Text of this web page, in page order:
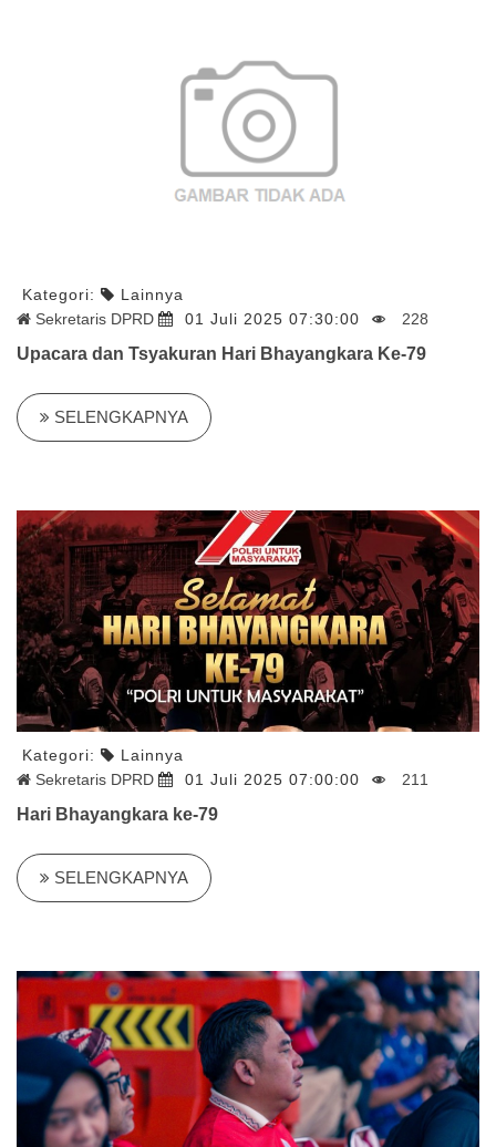
Kategori:
Lainnya
Sekretaris DPRD
01 Juli 2025 07:30:00 228
Upacara dan Tsyakuran Hari Bhayangkara Ke-79
SELENGKAPNYA
Kategori:
Lainnya
Sekretaris DPRD
01 Juli 2025 07:00:00 211
Hari Bhayangkara ke-79
SELENGKAPNYA